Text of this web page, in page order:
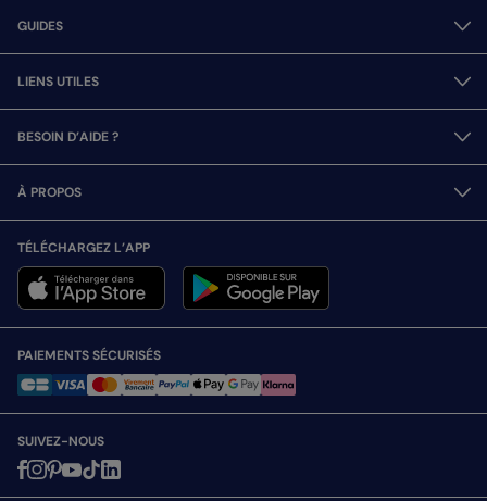
GUIDES
LIENS UTILES
BESOIN D’AIDE ?
À PROPOS
TÉLÉCHARGEZ L’APP
PAIEMENTS SÉCURISÉS
SUIVEZ-NOUS